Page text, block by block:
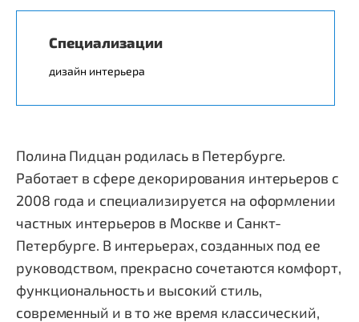
Специализации
дизайн интерьера
Полина Пидцан родилась в Петербурге.
Работает в сфере декорирования интерьеров с
2008 года и специализируется на оформлении
частных интерьеров в Москве и Санкт-
Петербурге. В интерьерах, созданных под ее
руководством, прекрасно сочетаются комфорт,
функциональность и высокий стиль,
современный и в то же время классический,